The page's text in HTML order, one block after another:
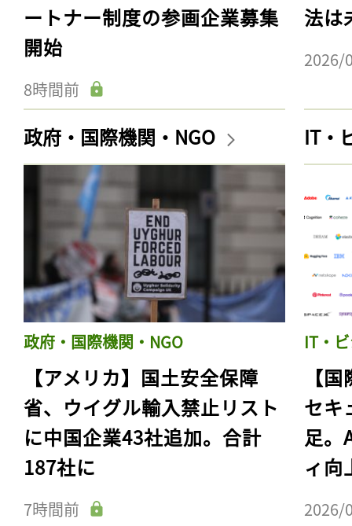
ートナー制度の参画企業募集
開始
8時間前
法は
2026/
政府・国際機関・NGO
政府・国際機関・NGO
【アメリカ】国土安全保障
省、ウイグル輸入禁止リスト
に中国企業43社追加。合計
187社に
7時間前
IT・
IT・
【
セキ
足。
ィ向
2026/